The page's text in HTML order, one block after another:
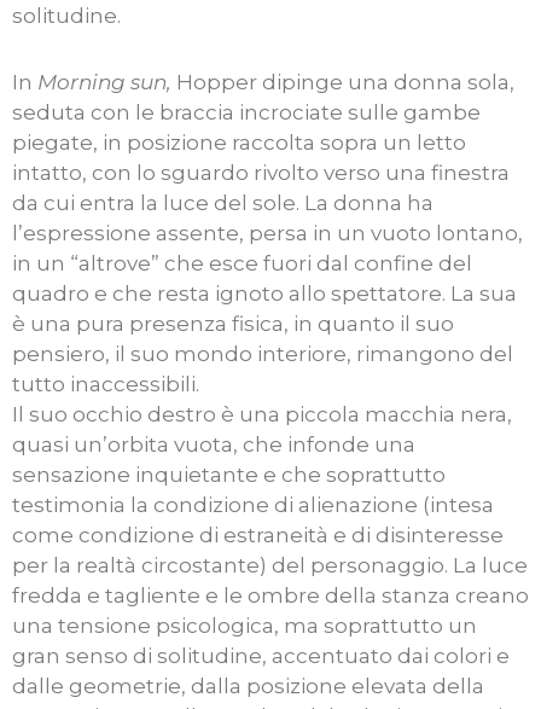
solitudine.
In Morning sun, Hopper dipinge una donna sola,
seduta con le braccia incrociate sulle gambe
piegate, in posizione raccolta sopra un letto
intatto, con lo sguardo rivolto verso una finestra
da cui entra la luce del sole. La donna ha
l’espressione assente, persa in un vuoto lontano,
in un “altrove” che esce fuori dal confine del
quadro e che resta ignoto allo spettatore. La sua
è una pura presenza fisica, in quanto il suo
pensiero, il suo mondo interiore, rimangono del
tutto inaccessibili.
Il suo occhio destro è una piccola macchia nera,
quasi un’orbita vuota, che infonde una
sensazione inquietante e che soprattutto
testimonia la condizione di alienazione (intesa
come condizione di estraneità e di disinteresse
per la realtà circostante) del personaggio. La luce
fredda e tagliente e le ombre della stanza creano
una tensione psicologica, ma soprattutto un
gran senso di solitudine, accentuato dai colori e
dalle geometrie, dalla posizione elevata della